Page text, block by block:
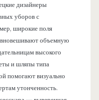
дизайнеры
уборов с
широкие поля
объемную
высокого
и шляпы типа
помогают визуально
утонченность.